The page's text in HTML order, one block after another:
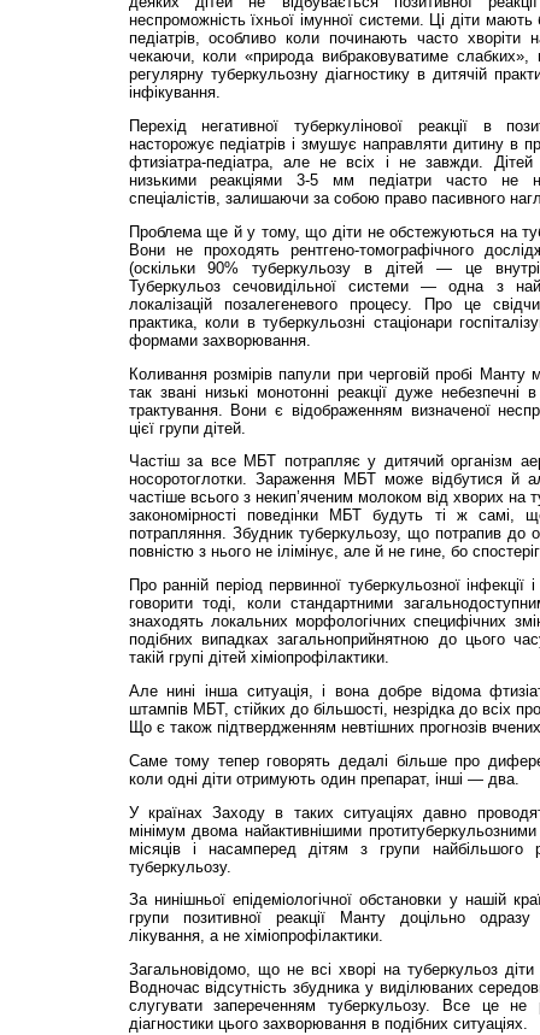
неспроможність їхньої імунної системи. Ці діти
педіатрів, особливо коли починають часто
чекаючи, коли «природа вибраковуватиме слабких»,
регулярну туберкульозну діагностику в дитячій
інфікування.
Перехід негативної туберкулінової реакції в
насторожує педіатрів і змушує направляти дитину в
фтизіатра-педіатра, але не всіх і не завжди.
низькими реакціями 3-5 мм педіатри часто не
спеціалістів, залишаючи за собою право пасивного
Проблема ще й у тому, що діти не обстежуються на
Вони не проходять рентгено-томографічного
(оскільки 90% туберкульозу в дітей — це
Туберкульоз сечовидільної системи — одна з
локалізацій позалегеневого процесу. Про це
практика, коли в туберкульозні стаціонари
формами захворювання.
Коливання розмірів папули при черговій пробі
так звані низькі монотонні реакції дуже небезпечні
трактування. Вони є відображенням визначеної
цієї групи дітей.
Частіш за все МБТ потрапляє у дитячий орга­нізм
носоротоглотки. Зараження МБТ може відбутися й
частіше всього з некип’яченим молоком від хворих на
закономірності поведінки МБТ будуть ті ж самі,
потрапляння. Збудник туберкульозу, що потрапив до
повністю з нього не ілімінує, але й не гине, бо
Про ранній період первинної туберкульозної інфекції
говорити тоді, коли стандартними
знаходять локальних морфологічних специфічних
подібних випадках загальноприйнятною до цього
такій групі дітей хіміопрофілактики.
Але нині інша ситуація, і вона добре відома
штампів МБТ, стійких до більшості, незрідка до всіх
Що є також підтвердженням невтішних прогнозів
Саме тому тепер говорять дедалі більше про
коли одні діти отримують один препарат, інші — два.
У країнах Заходу в таких ситуаціях давно
мінімум двома найактивнішими
місяців і насамперед дітям з групи найбільшого
туберкульозу.
За нинішньої епідеміологічної обстановки у нашій
групи позитивної реакції Манту доцільно
лікування, а не хіміопрофілактики.
Загальновідомо, що не всі хворі на туберкульоз діти
Водночас від­сутність збудника у виділюваних
слугувати запереченням туберкульозу. Все це не
діагностики цього захворювання в подібних ситуаціях.